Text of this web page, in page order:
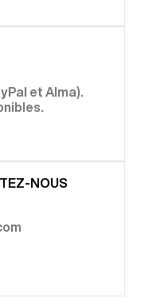
et Alma).
NOUS